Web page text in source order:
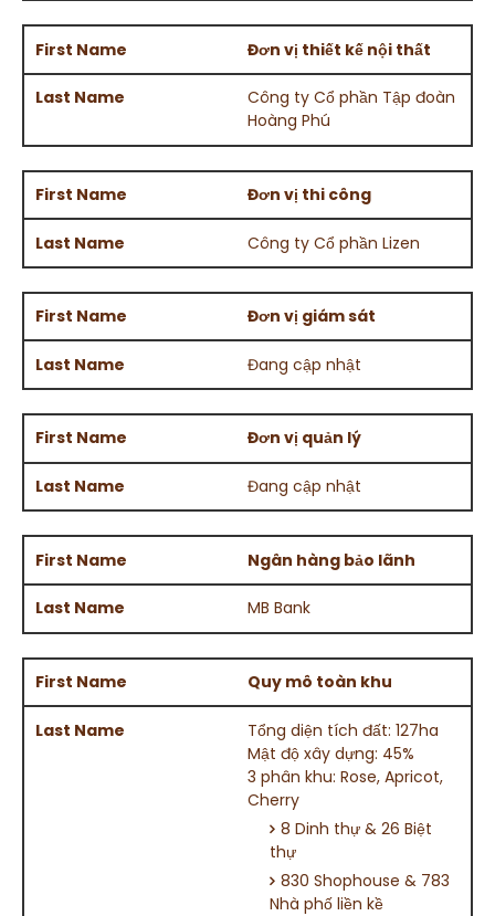
Đơn vị thiết kế nội thất
Công ty Cổ phần Tập đoàn
Hoàng Phú
Đơn vị thi công
Công ty Cổ phần Lizen
Đơn vị giám sát
Đang cập nhật
Đơn vị quản lý
Đang cập nhật
Ngân hàng bảo lãnh
MB Bank
Quy mô toàn khu
Tổng diện tích đất: 127ha
Mật độ xây dựng: 45%
3 phân khu: Rose, Apricot,
Cherry
8 Dinh thự & 26 Biệt
thự
830 Shophouse & 783
Nhà phố liền kề